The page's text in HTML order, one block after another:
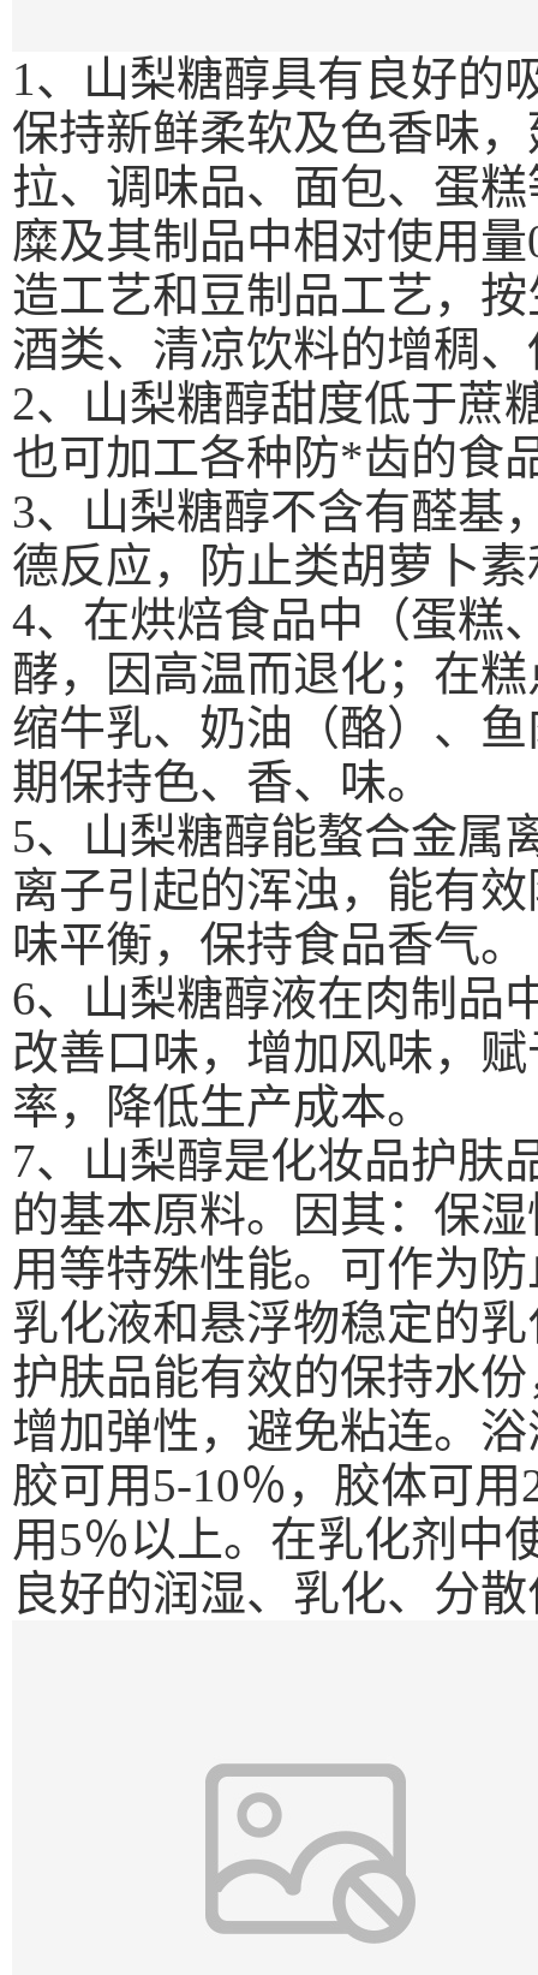
1、山梨糖醇具有良好的
保持新鲜柔软及色香味
拉、调味品、面包、蛋
糜及其制品中相对使用
造工艺和豆制品工艺，
酒类、清凉饮料的增稠
2、山梨糖醇甜度低于蔗
也可加工各种防*齿的食
3、山梨糖醇不含有醛基
德反应，防止类胡萝卜
4、在烘焙食品中（蛋糕
酵，因高温而退化；在
缩牛乳、奶油（酪）、
期保持色、香、味。
5、山梨糖醇能螯合金属
离子引起的浑浊，能有
味平衡，保持食品香气。
6、山梨糖醇液在肉制品
改善口味，增加风味，
率，降低生产成本。
7、山梨醇是化妆品护肤
的基本原料。因其：保
用等特殊性能。可作为防
乳化液和悬浮物稳定的
护肤品能有效的保持水
增加弹性，避免粘连。
胶可用5-10％，胶体可
用5％以上。在乳化剂中
良好的润湿、乳化、分